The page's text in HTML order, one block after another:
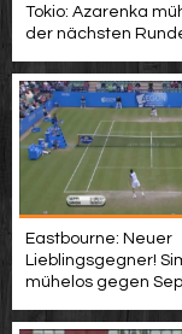
Tokio: Azarenka
der nächsten
Eastbourne: Neuer
Lieblingsgegner!
mühelos gegen